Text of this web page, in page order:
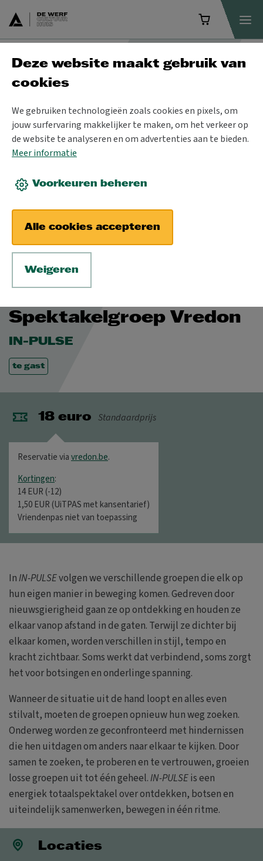
Programma
InIN-PULSEvolgen we verschillende groepen die elk op
hun eigen manier in beweging komen. Gedreven door
nieuwsgierigheid gaan ze op ontdekking en houden ze
elkaar vanop afstand in de gaten. Terwijl ze dichter bij
elkaar komen, worden verschillen in stijl, tempo en
kracht zichtbaar. Soms werkt dat verbindend, soms zorgt
het voor botsingen en onderlinge spanning.
Wanneer de situatie uit de hand loopt en alles even
stilvalt, moeten de groepen opnieuw hun weg zoeken.
Onderweg worden ze geconfronteerd met hindernissen
die hen uitdagen om anders naar elkaar te kijken. Door
samen te zoeken, te proberen en te vertrouwen, groeien
losse groepen uit tot één geheel.IN-PULSEis een
energiek totaalspektakel over ontdekken, botsen en
uiteindelijk samenwerken, bewegen in één ritme.
Locaties
VR 8 MEI 2026-ZA 9 MEI 2026
Spektakelgroep Vredon
IN-PULSE
te gast
18 euro Standaardprijs
Reservatie viavredon.be.
Kortingen:
14 EUR (-12)
1,50 EUR (UiTPAS met kansentarief)
Vriendenpas niet van toepassing
Deze website maakt gebruik van
cookies
We gebruiken technologieën zoals cookies en pixels, om
jouw surfervaring makkelijker te maken, om het verkeer op
de website te analyseren en om advertenties aan te bieden.
Meer informatie
Voorkeuren beheren
Alle cookies accepteren
Weigeren